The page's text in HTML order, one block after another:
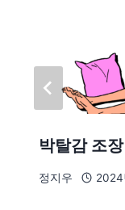
박탈감 조
정지우